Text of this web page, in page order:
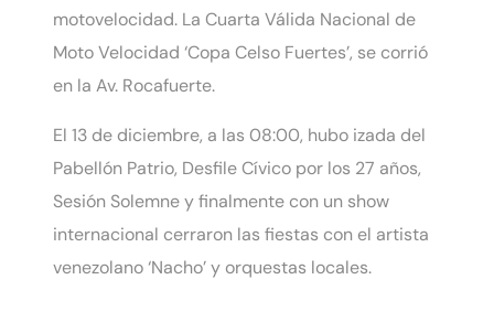
motovelocidad. La Cuarta Válida Nacional de
Moto Velocidad ‘Copa Celso Fuertes’, se corrió
en la Av. Rocafuerte.
El 13 de diciembre, a las 08:00, hubo izada del
Pabellón Patrio, Desfile Cívico por los 27 años,
Sesión Solemne y finalmente con un show
internacional cerraron las fiestas con el artista
venezolano ‘Nacho’ y orquestas locales.